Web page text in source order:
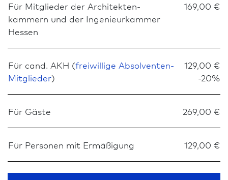
Für Mitglieder der Architekten­
kammern und der Ingenieurkammer
Hessen
169,00 €
Für cand. AKH (freiwillige Absolventen-
Mitglieder)
129,00 €
-20%
Für Gäste 269,00 €
Für Personen mit Ermäßigung 129,00 €